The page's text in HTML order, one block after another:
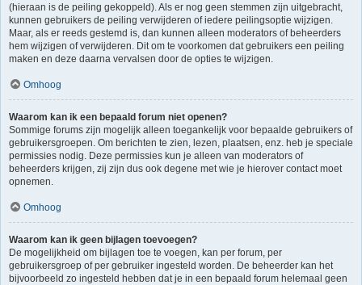
(hieraan is de peiling gekoppeld). Als er nog geen stemmen zijn uitgebracht,
kunnen gebruikers de peiling verwijderen of iedere peilingsoptie wijzigen.
Maar, als er reeds gestemd is, dan kunnen alleen moderators of beheerders
hem wijzigen of verwijderen. Dit om te voorkomen dat gebruikers een peiling
maken en deze daarna vervalsen door de opties te wijzigen.
Omhoog
Waarom kan ik een bepaald forum niet openen?
Sommige forums zijn mogelijk alleen toegankelijk voor bepaalde gebruikers of
gebruikersgroepen. Om berichten te zien, lezen, plaatsen, enz. heb je speciale
permissies nodig. Deze permissies kun je alleen van moderators of
beheerders krijgen, zij zijn dus ook degene met wie je hierover contact moet
opnemen.
Omhoog
Waarom kan ik geen bijlagen toevoegen?
De mogelijkheid om bijlagen toe te voegen, kan per forum, per
gebruikersgroep of per gebruiker ingesteld worden. De beheerder kan het
bijvoorbeeld zo ingesteld hebben dat je in een bepaald forum helemaal geen